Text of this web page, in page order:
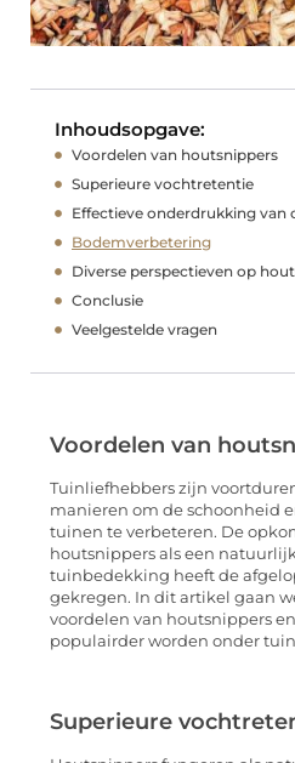
Inhoudsopgave:
Voordelen van houtsnippers
Superieure vochtretentie
Effectieve onderdrukking van
Bodemverbetering
Diverse perspectieven op
Conclusie
Veelgestelde vragen
Voordelen van
Tuinliefhebbers zijn
manieren om de schoonheid
tuinen te verbeteren. De
houtsnippers als een
tuinbedekking heeft de
gekregen. In dit artikel gaan
voordelen van houtsnippers
populairder worden onder
Superieure